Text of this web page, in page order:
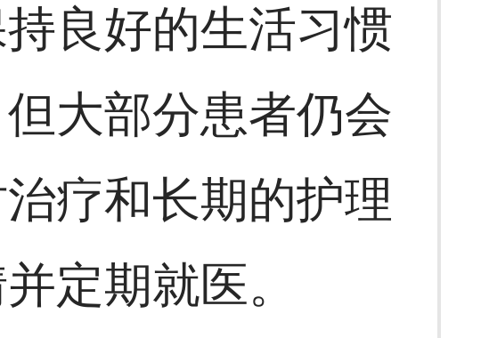
良好的生活习惯
大部分患者仍会
疗和长期的护理
定期就医。